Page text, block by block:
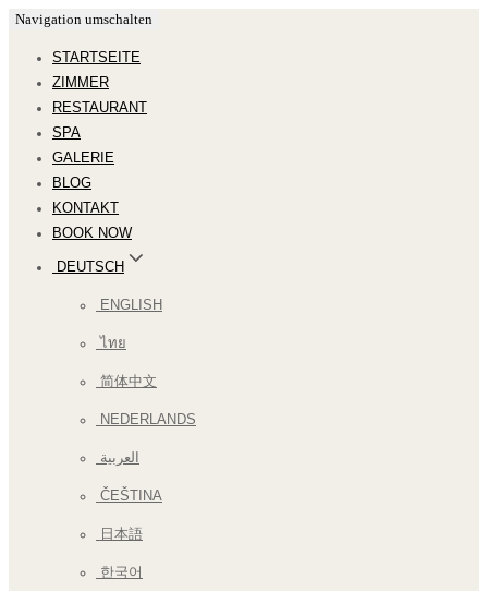
Navigation umschalten
STARTSEITE
ZIMMER
RESTAURANT
SPA
GALERIE
BLOG
KONTAKT
BOOK NOW
DEUTSCH
ENGLISH
ไทย
简体中文
NEDERLANDS
العربية
ČEŠTINA
日本語
한국어